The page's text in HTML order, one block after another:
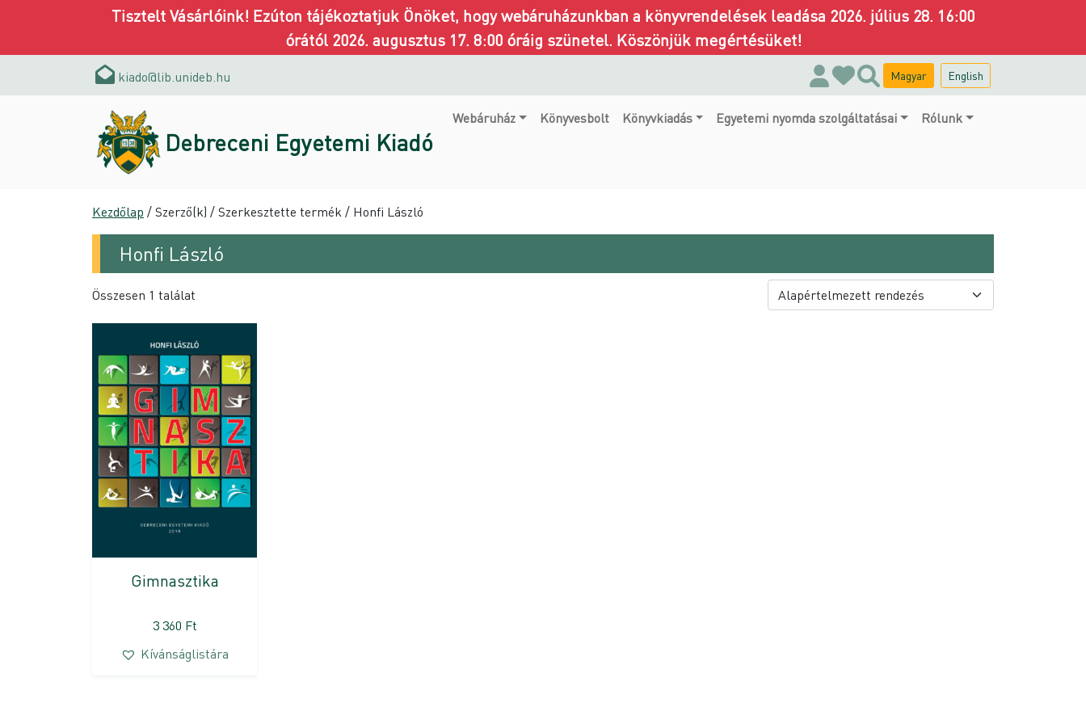
Tisztelt Vásárlóink! Ezúton tájékoztatjuk Önöket, hogy webáruházunkban a könyvrendelések leadása 2026. július 28. 16:00
órától 2026. augusztus 17. 8:00 óráig szünetel. Köszönjük megértésüket!
kiado@lib.unideb.hu Magyar English
Debreceni Egyetemi Kiadó
Webáruház Könyvesbolt Könyvkiadás Egyetemi nyomda szolgáltatásai Rólunk
Kezdőlap / Szerző(k) / Szerkesztette termék / Honfi László
Honfi László
Összesen 1 találat
Gimnasztika
3 360 Ft
Kívánságlistára